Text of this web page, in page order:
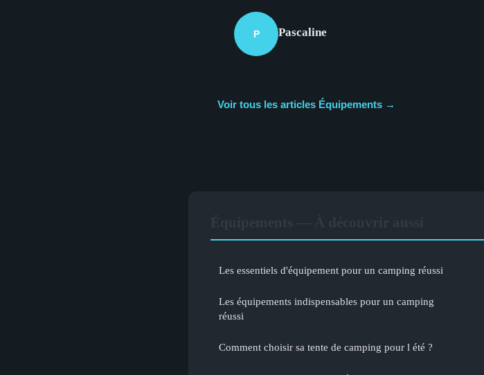
P Pascaline
Voir tous les articles Équipements →
Les essentiels d'équipement pour un camping réussi
Les équipements indispensables pour un camping
réussi
Comment choisir sa tente de camping pour l été ?